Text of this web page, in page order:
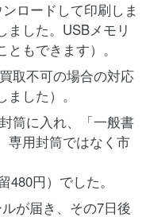
ロードして印刷しま
ました。USBメモリ
もできます）。
取不可の場合の対応
した）。
筒に入れ、「一般書
専用封筒ではなく市
円）でした。
が届き、その7日後